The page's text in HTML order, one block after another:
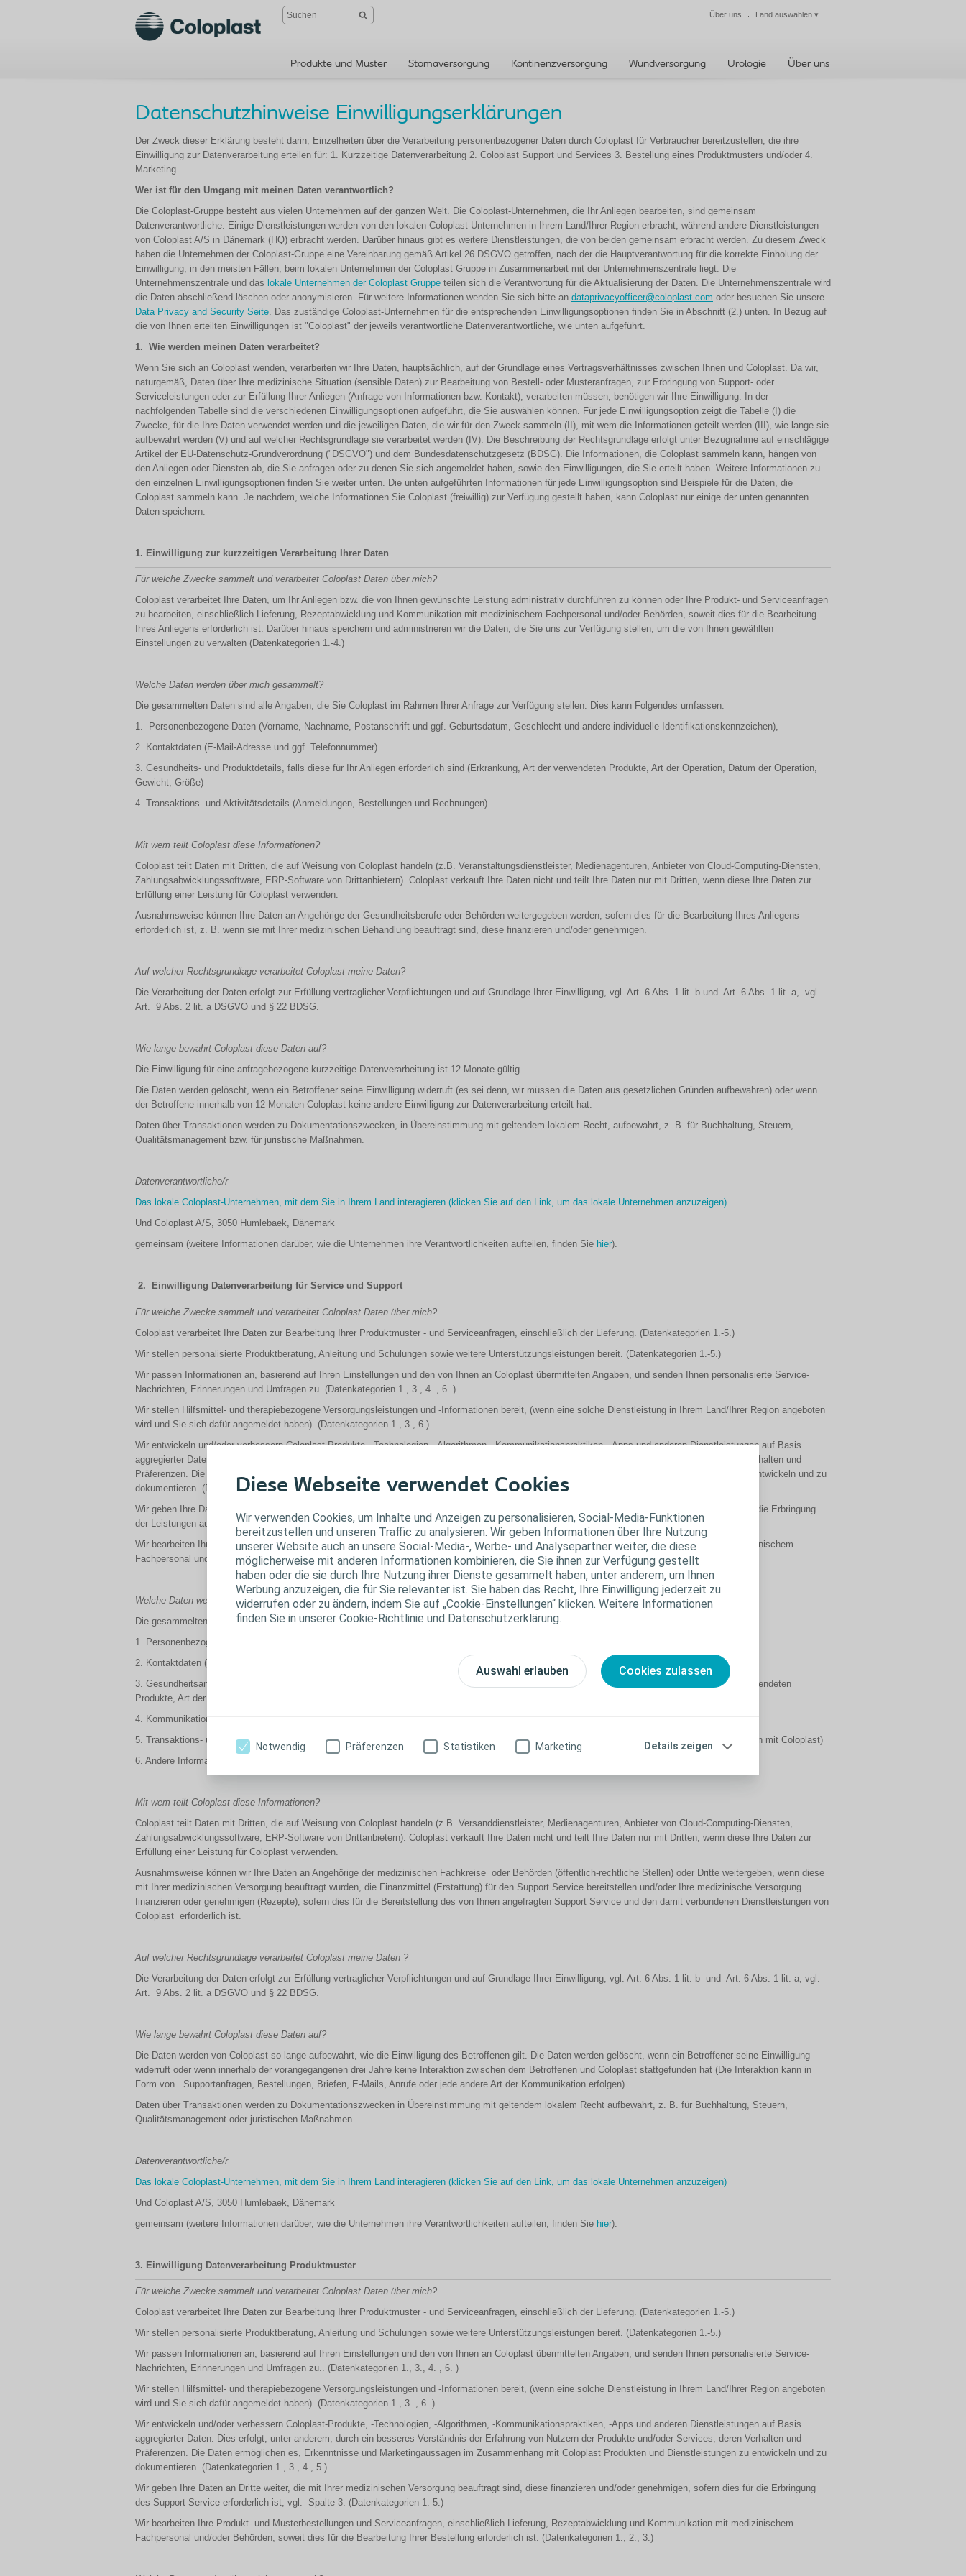
Diese Webseite verwendet Cookies
Wir verwenden Cookies, um Inhalte und Anzeigen zu personalisieren, Social-Media-Funktionen
bereitzustellen und unseren Traffic zu analysieren. Wir geben Informationen über Ihre Nutzung
unserer Website auch an unsere Social-Media-, Werbe- und Analysepartner weiter, die diese
möglicherweise mit anderen Informationen kombinieren, die Sie ihnen zur Verfügung gestellt
haben oder die sie durch Ihre Nutzung ihrer Dienste gesammelt haben, unter anderem, um Ihnen
Werbung anzuzeigen, die für Sie relevanter ist. Sie haben das Recht, Ihre Einwilligung jederzeit zu
widerrufen oder zu ändern, indem Sie auf „Cookie-Einstellungen“ klicken. Weitere Informationen
finden Sie in unserer Cookie-Richtlinie und Datenschutzerklärung.
Auswahl erlauben Cookies zulassen
Notwendig Präferenzen Statistiken Marketing Details zeigen
Über uns Land auswählen ▾
Produkte und Muster Stomaversorgung Kontinenzversorgung Wundversorgung Urologie Über uns
Datenschutzhinweise Einwilligungserklärungen
Der Zweck dieser Erklärung besteht darin, Einzelheiten über die Verarbeitung personenbezogener Daten durch Coloplast für Verbraucher bereitzustellen, die ihre
Einwilligung zur Datenverarbeitung erteilen für: 1. Kurzzeitige Datenverarbeitung 2. Coloplast Support und Services 3. Bestellung eines Produktmusters und/oder 4.
Marketing.
Wer ist für den Umgang mit meinen Daten verantwortlich?
Die Coloplast-Gruppe besteht aus vielen Unternehmen auf der ganzen Welt. Die Coloplast-Unternehmen, die Ihr Anliegen bearbeiten, sind gemeinsam
Datenverantwortliche. Einige Dienstleistungen werden von den lokalen Coloplast-Unternehmen in Ihrem Land/Ihrer Region erbracht, während andere Dienstleistungen
von Coloplast A/S in Dänemark (HQ) erbracht werden. Darüber hinaus gibt es weitere Dienstleistungen, die von beiden gemeinsam erbracht werden. Zu diesem Zweck
haben die Unternehmen der Coloplast-Gruppe eine Vereinbarung gemäß Artikel 26 DSGVO getroffen, nach der die Hauptverantwortung für die korrekte Einholung der
Einwilligung, in den meisten Fällen, beim lokalen Unternehmen der Coloplast Gruppe in Zusammenarbeit mit der Unternehmenszentrale liegt. Die
Unternehmenszentrale und das lokale Unternehmen der Coloplast Gruppe teilen sich die Verantwortung für die Aktualisierung der Daten. Die Unternehmenszentrale wird
die Daten abschließend löschen oder anonymisieren. Für weitere Informationen wenden Sie sich bitte an dataprivacyofficer@coloplast.com oder besuchen Sie unsere
Data Privacy and Security Seite . Das zuständige Coloplast-Unternehmen für die entsprechenden Einwilligungsoptionen finden Sie in Abschnitt (2.) unten. In Bezug auf
die von Ihnen erteilten Einwilligungen ist "Coloplast" der jeweils verantwortliche Datenverantwortliche, wie unten aufgeführt.
1. Wie werden meinen Daten verarbeitet?
Wenn Sie sich an Coloplast wenden, verarbeiten wir Ihre Daten, hauptsächlich, auf der Grundlage eines Vertragsverhältnisses zwischen Ihnen und Coloplast. Da wir,
naturgemäß, Daten über Ihre medizinische Situation (sensible Daten) zur Bearbeitung von Bestell- oder Musteranfragen, zur Erbringung von Support- oder
Serviceleistungen oder zur Erfüllung Ihrer Anliegen (Anfrage von Informationen bzw. Kontakt), verarbeiten müssen, benötigen wir Ihre Einwilligung. In der
nachfolgenden Tabelle sind die verschiedenen Einwilligungsoptionen aufgeführt, die Sie auswählen können. Für jede Einwilligungsoption zeigt die Tabelle (I) die
Zwecke, für die Ihre Daten verwendet werden und die jeweiligen Daten, die wir für den Zweck sammeln (II), mit wem die Informationen geteilt werden (III), wie lange sie
aufbewahrt werden (V) und auf welcher Rechtsgrundlage sie verarbeitet werden (IV). Die Beschreibung der Rechtsgrundlage erfolgt unter Bezugnahme auf einschlägige
Artikel der EU-Datenschutz-Grundverordnung ("DSGVO") und dem Bundesdatenschutzgesetz (BDSG). Die Informationen, die Coloplast sammeln kann, hängen von
den Anliegen oder Diensten ab, die Sie anfragen oder zu denen Sie sich angemeldet haben, sowie den Einwilligungen, die Sie erteilt haben. Weitere Informationen zu
den einzelnen Einwilligungsoptionen finden Sie weiter unten. Die unten aufgeführten Informationen für jede Einwilligungsoption sind Beispiele für die Daten, die
Coloplast sammeln kann. Je nachdem, welche Informationen Sie Coloplast (freiwillig) zur Verfügung gestellt haben, kann Coloplast nur einige der unten genannten
Daten speichern.
1. Einwilligung zur kurzzeitigen Verarbeitung Ihrer Daten
Für welche Zwecke sammelt und verarbeitet Coloplast Daten über mich?
Coloplast verarbeitet Ihre Daten, um Ihr Anliegen bzw. die von Ihnen gewünschte Leistung administrativ durchführen zu können oder Ihre Produkt- und Serviceanfragen
zu bearbeiten, einschließlich Lieferung, Rezeptabwicklung und Kommunikation mit medizinischem Fachpersonal und/oder Behörden, soweit dies für die Bearbeitung
Ihres Anliegens erforderlich ist. Darüber hinaus speichern und administrieren wir die Daten, die Sie uns zur Verfügung stellen, um die von Ihnen gewählten
Einstellungen zu verwalten (Datenkategorien 1.-4.)
Welche Daten werden über mich gesammelt?
Die gesammelten Daten sind alle Angaben, die Sie Coloplast im Rahmen Ihrer Anfrage zur Verfügung stellen. Dies kann Folgendes umfassen:
1. Personenbezogene Daten (Vorname, Nachname, Postanschrift und ggf. Geburtsdatum, Geschlecht und andere individuelle Identifikationskennzeichen),
2. Kontaktdaten (E-Mail-Adresse und ggf. Telefonnummer)
3. Gesundheits- und Produktdetails, falls diese für Ihr Anliegen erforderlich sind (Erkrankung, Art der verwendeten Produkte, Art der Operation, Datum der Operation,
Gewicht, Größe)
4. Transaktions- und Aktivitätsdetails (Anmeldungen, Bestellungen und Rechnungen)
Mit wem teilt Coloplast diese Informationen?
Coloplast teilt Daten mit Dritten, die auf Weisung von Coloplast handeln (z.B. Veranstaltungsdienstleister, Medienagenturen, Anbieter von Cloud-Computing-Diensten,
Zahlungsabwicklungssoftware, ERP-Software von Drittanbietern). Coloplast verkauft Ihre Daten nicht und teilt Ihre Daten nur mit Dritten, wenn diese Ihre Daten zur
Erfüllung einer Leistung für Coloplast verwenden.
Ausnahmsweise können Ihre Daten an Angehörige der Gesundheitsberufe oder Behörden weitergegeben werden, sofern dies für die Bearbeitung Ihres Anliegens
erforderlich ist, z. B. wenn sie mit Ihrer medizinischen Behandlung beauftragt sind, diese finanzieren und/oder genehmigen.
Auf welcher Rechtsgrundlage verarbeitet Coloplast meine Daten?
Die Verarbeitung der Daten erfolgt zur Erfüllung vertraglicher Verpflichtungen und auf Grundlage Ihrer Einwilligung, vgl. Art. 6 Abs. 1 lit. b und Art. 6 Abs. 1 lit. a, vgl.
Art. 9 Abs. 2 lit. a DSGVO und § 22 BDSG.
Wie lange bewahrt Coloplast diese Daten auf?
Die Einwilligung für eine anfragebezogene kurzzeitige Datenverarbeitung ist 12 Monate gültig.
Die Daten werden gelöscht, wenn ein Betroffener seine Einwilligung widerruft (es sei denn, wir müssen die Daten aus gesetzlichen Gründen aufbewahren) oder wenn
der Betroffene innerhalb von 12 Monaten Coloplast keine andere Einwilligung zur Datenverarbeitung erteilt hat.
Daten über Transaktionen werden zu Dokumentationszwecken, in Übereinstimmung mit geltendem lokalem Recht, aufbewahrt, z. B. für Buchhaltung, Steuern,
Qualitätsmanagement bzw. für juristische Maßnahmen.
Datenverantwortliche/r
Das lokale Coloplast-Unternehmen, mit dem Sie in Ihrem Land interagieren (klicken Sie auf den Link, um das lokale Unternehmen anzuzeigen)
Und Coloplast A/S, 3050 Humlebaek, Dänemark
gemeinsam (weitere Informationen darüber, wie die Unternehmen ihre Verantwortlichkeiten aufteilen, finden Sie hier).
2. Einwilligung Datenverarbeitung für Service und Support
Für welche Zwecke sammelt und verarbeitet Coloplast Daten über mich?
Coloplast verarbeitet Ihre Daten zur Bearbeitung Ihrer Produktmuster - und Serviceanfragen, einschließlich der Lieferung. (Datenkategorien 1.-5.)
Wir stellen personalisierte Produktberatung, Anleitung und Schulungen sowie weitere Unterstützungsleistungen bereit. (Datenkategorien 1.-5.)
Wir passen Informationen an, basierend auf Ihren Einstellungen und den von Ihnen an Coloplast übermittelten Angaben, und senden Ihnen personalisierte Service-
Nachrichten, Erinnerungen und Umfragen zu. (Datenkategorien 1., 3., 4. , 6. )
Wir stellen Hilfsmittel- und therapiebezogene Versorgungsleistungen und -Informationen bereit, (wenn eine solche Dienstleistung in Ihrem Land/Ihrer Region angeboten
wird und Sie sich dafür angemeldet haben). (Datenkategorien 1., 3., 6.)
Wir entwickeln und/oder verbessern Coloplast-Produkte, -Technologien, -Algorithmen, -Kommunikationspraktiken, -Apps und anderen Dienstleistungen auf Basis
aggregierter Daten. Dies erfolgt, unter anderem, durch ein besseres Verständnis der Erfahrung von Nutzern der Produkte und/oder Services, deren Verhalten und
Präferenzen. Die Daten ermöglichen es, Erkenntnisse und Marketingaussagen im Zusammenhang mit Coloplast Produkten und Dienstleistungen zu entwickeln und zu
dokumentieren. (Datenkategorien 1., 3., 4., 5.)
Wir geben Ihre Daten an Dritte weiter, die mit Ihrer medizinischen Versorgung beauftragt sind, diese finanzieren und/oder genehmigen, sofern dies für die Erbringung
der Leistungen aus dem Support und Service erforderlich ist, vgl. Spalte 3. (Datenkategorien 1.-5.)
Wir bearbeiten Ihre Produkt- und Musterbestellungen und Serviceanfragen, einschließlich Lieferung, Rezeptabwicklung und Kommunikation mit medizinischem
Fachpersonal und/oder Behörden, soweit dies für die Bearbeitung Ihrer Bestellung erforderlich ist. (Datenkategorien 1., 2., 3.)
Welche Daten werden über mich gesammelt?
Die gesammelten Daten sind alle Angaben, die Sie Coloplast im Rahmen Ihrer Anfrage zur Verfügung stellen. Dies kann Folgendes umfassen:
1. Personenbezogene Daten (Vorname, Nachname, Postanschrift und ggf. Geburtsdatum, Geschlecht)
2. Kontaktdaten (E-Mail-Adresse und ggf. Telefonnummer)
3. Gesundheitsangaben (Erkrankung), Versorgungsdaten und Produktdetails, falls dies für Service- und Supportleistungen erforderlich ist (Art der verwendeten
Produkte, Art der Operation, Datum der Operation, Gewicht, Größe)
4. Kommunikationseinstellungen (Festlegung der Informationen, die Sie erhalten wollen)
5. Transaktions- und Aktivitätsdetails (Bestellungen, Rechnungen, Datum und Uhrzeit von Anrufen, Besprechungen, Termine und anderen Interaktionen mit Coloplast)
6. Andere Informationen, die Sie im Rahmen der Support-Programme mit Coloplast teilen können.
Mit wem teilt Coloplast diese Informationen?
Coloplast teilt Daten mit Dritten, die auf Weisung von Coloplast handeln (z.B. Versanddienstleister, Medienagenturen, Anbieter von Cloud-Computing-Diensten,
Zahlungsabwicklungssoftware, ERP-Software von Drittanbietern). Coloplast verkauft Ihre Daten nicht und teilt Ihre Daten nur mit Dritten, wenn diese Ihre Daten zur
Erfüllung einer Leistung für Coloplast verwenden.
Ausnahmsweise können wir Ihre Daten an Angehörige der medizinischen Fachkreise oder Behörden (öffentlich-rechtliche Stellen) oder Dritte weitergeben, wenn diese
mit Ihrer medizinischen Versorgung beauftragt wurden, die Finanzmittel (Erstattung) für den Support Service bereitstellen und/oder Ihre medizinische Versorgung
finanzieren oder genehmigen (Rezepte), sofern dies für die Bereitstellung des von Ihnen angefragten Support Service und den damit verbundenen Dienstleistungen von
Coloplast erforderlich ist.
Auf welcher Rechtsgrundlage verarbeitet Coloplast meine Daten ?
Die Verarbeitung der Daten erfolgt zur Erfüllung vertraglicher Verpflichtungen und auf Grundlage Ihrer Einwilligung, vgl. Art. 6 Abs. 1 lit. b und Art. 6 Abs. 1 lit. a, vgl.
Art. 9 Abs. 2 lit. a DSGVO und § 22 BDSG.
Wie lange bewahrt Coloplast diese Daten auf?
Die Daten werden von Coloplast so lange aufbewahrt, wie die Einwilligung des Betroffenen gilt. Die Daten werden gelöscht, wenn ein Betroffener seine Einwilligung
widerruft oder wenn innerhalb der vorangegangenen drei Jahre keine Interaktion zwischen dem Betroffenen und Coloplast stattgefunden hat (Die Interaktion kann in
Form von Supportanfragen, Bestellungen, Briefen, E-Mails, Anrufe oder jede andere Art der Kommunikation erfolgen).
Daten über Transaktionen werden zu Dokumentationszwecken in Übereinstimmung mit geltendem lokalem Recht aufbewahrt, z. B. für Buchhaltung, Steuern,
Qualitätsmanagement oder juristischen Maßnahmen.
Datenverantwortliche/r
Das lokale Coloplast-Unternehmen, mit dem Sie in Ihrem Land interagieren (klicken Sie auf den Link, um das lokale Unternehmen anzuzeigen)
Und Coloplast A/S, 3050 Humlebaek, Dänemark
gemeinsam (weitere Informationen darüber, wie die Unternehmen ihre Verantwortlichkeiten aufteilen, finden Sie hier).
3. Einwilligung Datenverarbeitung Produktmuster
Für welche Zwecke sammelt und verarbeitet Coloplast Daten über mich?
Coloplast verarbeitet Ihre Daten zur Bearbeitung Ihrer Produktmuster - und Serviceanfragen, einschließlich der Lieferung. (Datenkategorien 1.-5.)
Wir stellen personalisierte Produktberatung, Anleitung und Schulungen sowie weitere Unterstützungsleistungen bereit. (Datenkategorien 1.-5.)
Wir passen Informationen an, basierend auf Ihren Einstellungen und den von Ihnen an Coloplast übermittelten Angaben, und senden Ihnen personalisierte Service-
Nachrichten, Erinnerungen und Umfragen zu.. (Datenkategorien 1., 3., 4. , 6. )
Wir stellen Hilfsmittel- und therapiebezogene Versorgungsleistungen und -Informationen bereit, (wenn eine solche Dienstleistung in Ihrem Land/Ihrer Region angeboten
wird und Sie sich dafür angemeldet haben). (Datenkategorien 1., 3. , 6. )
Wir entwickeln und/oder verbessern Coloplast-Produkte, -Technologien, -Algorithmen, -Kommunikationspraktiken, -Apps und anderen Dienstleistungen auf Basis
aggregierter Daten. Dies erfolgt, unter anderem, durch ein besseres Verständnis der Erfahrung von Nutzern der Produkte und/oder Services, deren Verhalten und
Präferenzen. Die Daten ermöglichen es, Erkenntnisse und Marketingaussagen im Zusammenhang mit Coloplast Produkten und Dienstleistungen zu entwickeln und zu
dokumentieren. (Datenkategorien 1., 3., 4., 5.)
Wir geben Ihre Daten an Dritte weiter, die mit Ihrer medizinischen Versorgung beauftragt sind, diese finanzieren und/oder genehmigen, sofern dies für die Erbringung
des Support-Service erforderlich ist, vgl. Spalte 3. (Datenkategorien 1.-5.)
Wir bearbeiten Ihre Produkt- und Musterbestellungen und Serviceanfragen, einschließlich Lieferung, Rezeptabwicklung und Kommunikation mit medizinischem
Fachpersonal und/oder Behörden, soweit dies für die Bearbeitung Ihrer Bestellung erforderlich ist. (Datenkategorien 1., 2., 3.)